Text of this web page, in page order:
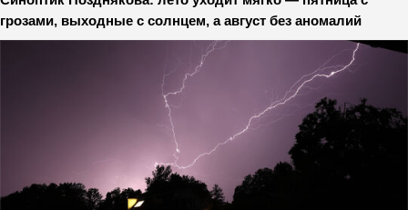
грозами, выходные с солнцем, а август без аномалий